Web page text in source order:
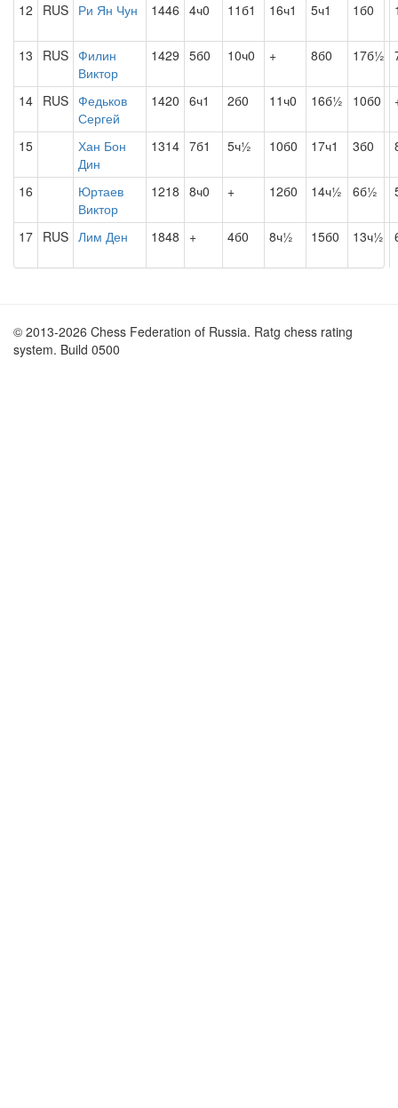
12 RUS Ри Ян Чун 1446 4ч0 11б1 16ч1 5ч1 1б0
13 RUS Филин
Виктор
1429 5б0 10ч0 + 8б0 17б½
14 RUS Федьков
Сергей
1420 6ч1 2б0 11ч0 16б½ 10б0
15
Хан Бон
Дин
1314 7б1 5ч½ 10б0 17ч1 3б0
16
Юртаев
Виктор
1218 8ч0 + 12б0 14ч½ 6б½
17 RUS Лим Ден 1848 + 4б0 8ч½ 15б0 13ч½
© 2013-2026 Chess Federation of Russia. Ratg chess rating
system. Build 0500